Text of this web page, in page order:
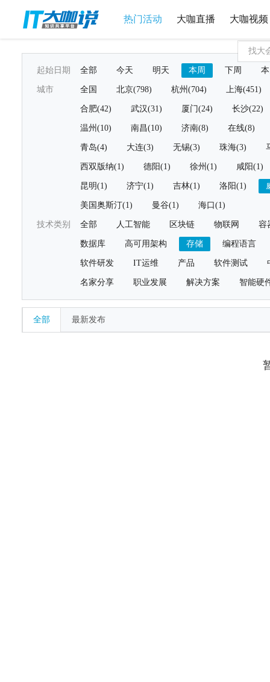
热门活动 大咖直播 大咖视频
起始日期 全部 今天 明天 本周 下周
城市 全国 北京(798) 杭州(704) 上海(451)
合肥(42) 武汉(31) 厦门(24) 长沙(22)
温州(10) 南昌(10) 济南(8) 在线(8)
青岛(4) 大连(3) 无锡(3) 珠海(3)
西双版纳(1) 德阳(1) 徐州(1) 咸阳(1)
昆明(1) 济宁(1) 吉林(1) 洛阳(1)
美国奥斯汀(1) 曼谷(1) 海口(1)
技术类别 全部 人工智能 区块链 物联网 容
数据库 高可用架构 存储 编程语言
软件研发 IT运维 产品 软件测试
名家分享 职业发展 解决方案 智能硬
全部 最新发布